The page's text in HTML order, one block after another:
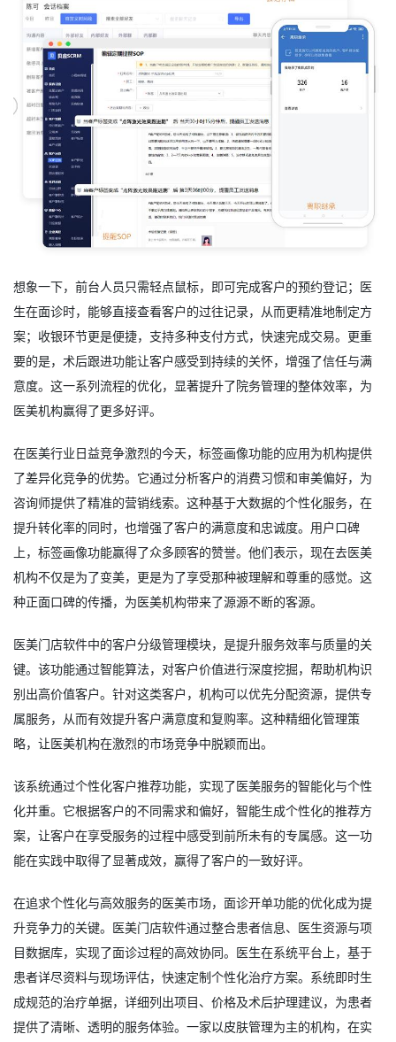
想象一下，前台人员只需轻点鼠标，即可完成客户的预约登记；医
生在面诊时，能够直接查看客户的过往记录，从而更精准地制定方
案；收银环节更是便捷，支持多种支付方式，快速完成交易。更重
要的是，术后跟进功能让客户感受到持续的关怀，增强了信任与满
意度。这一系列流程的优化，显著提升了院务管理的整体效率，为
医美机构赢得了更多好评。
在医美行业日益竞争激烈的今天，标签画像功能的应用为机构提供
了差异化竞争的优势。它通过分析客户的消费习惯和审美偏好，为
咨询师提供了精准的营销线索。这种基于大数据的个性化服务，在
提升转化率的同时，也增强了客户的满意度和忠诚度。用户口碑
上，标签画像功能赢得了众多顾客的赞誉。他们表示，现在去医美
机构不仅是为了变美，更是为了享受那种被理解和尊重的感觉。这
种正面口碑的传播，为医美机构带来了源源不断的客源。
医美门店软件中的客户分级管理模块，是提升服务效率与质量的关
键。该功能通过智能算法，对客户价值进行深度挖掘，帮助机构识
别出高价值客户。针对这类客户，机构可以优先分配资源，提供专
属服务，从而有效提升客户满意度和复购率。这种精细化管理策
略，让医美机构在激烈的市场竞争中脱颖而出。
该系统通过个性化客户推荐功能，实现了医美服务的智能化与个性
化并重。它根据客户的不同需求和偏好，智能生成个性化的推荐方
案，让客户在享受服务的过程中感受到前所未有的专属感。这一功
能在实践中取得了显著成效，赢得了客户的一致好评。
在追求个性化与高效服务的医美市场，面诊开单功能的优化成为提
升竞争力的关键。医美门店软件通过整合患者信息、医生资源与项
目数据库，实现了面诊过程的高效协同。医生在系统平台上，基于
患者详尽资料与现场评估，快速定制个性化治疗方案。系统即时生
成规范的治疗单据，详细列出项目、价格及术后护理建议，为患者
提供了清晰、透明的服务体验。一家以皮肤管理为主的机构，在实